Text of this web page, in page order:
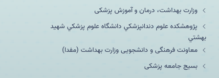
وزارت بهداشت، درمان و آموزش پزشکی
پژوهشکده علوم دندانپزشكي دانشگاه علوم پزشكي شهيد
بهشتي
معاونت فرهنگی و دانشجویی وزارت بهداشت (مفدا)
بسیج جامعه پزشکی